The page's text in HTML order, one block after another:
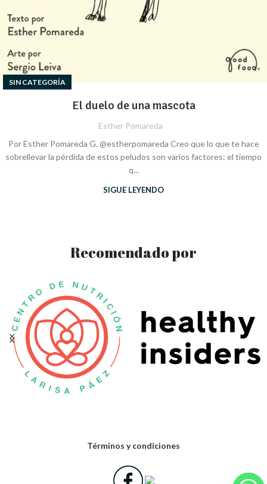
SIN CATEGORÍA
El duelo de una mascota
Esther Pomareda
Por Esther Pomareda G. @estherpomareda Creo que lo que te hace
sobrellevar la pérdida de estos peludos son varios factores: el tiempo
q...
SIGUE LEYENDO
Recomendado por
Términos y condiciones